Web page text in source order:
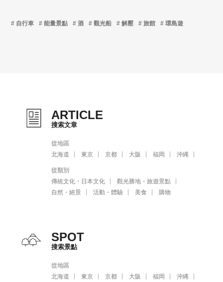
自行車 能量景點 酒 觀光船 解壓 旅館 環島遊
ARTICLE
搜索文章
從地區
北海道
東京 京都 大阪 福岡 沖縄
從類別
傳統文化・日本文化
觀光勝地・旅遊景點
自然・絕景
活動・體驗 美食 購物
SPOT
搜索景點
從地區
北海道
東京 京都 大阪 福岡 沖縄